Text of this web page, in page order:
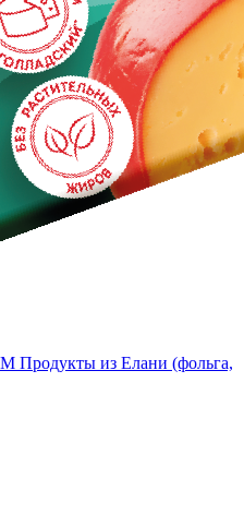
Продукты из Елани (фольга,